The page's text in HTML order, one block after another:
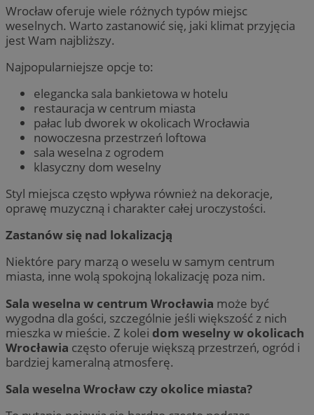
Wrocław oferuje wiele różnych typów miejsc
weselnych. Warto zastanowić się, jaki klimat przyjęcia
jest Wam najbliższy.
Najpopularniejsze opcje to:
elegancka sala bankietowa w hotelu
restauracja w centrum miasta
pałac lub dworek w okolicach Wrocławia
nowoczesna przestrzeń loftowa
sala weselna z ogrodem
klasyczny dom weselny
Styl miejsca często wpływa również na dekoracje,
oprawę muzyczną i charakter całej uroczystości.
Zastanów się nad lokalizacją
Niektóre pary marzą o weselu w samym centrum
miasta, inne wolą spokojną lokalizację poza nim.
Sala weselna w centrum Wrocławia może być
wygodna dla gości, szczególnie jeśli większość z nich
mieszka w mieście. Z kolei dom weselny w okolicach
Wrocławia często oferuje większą przestrzeń, ogród i
bardziej kameralną atmosferę.
Sala weselna Wrocław czy okolice miasta?